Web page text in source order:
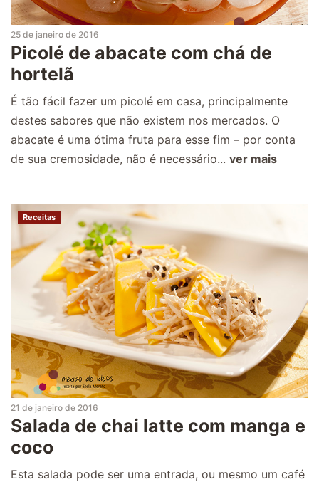
25 de janeiro de 2016
Picolé de abacate com chá de
hortelã
É tão fácil fazer um picolé em casa, principalmente
destes sabores que não existem nos mercados. O
abacate é uma ótima fruta para esse fim – por conta
de sua cremosidade, não é necessário... ver mais
Receitas
21 de janeiro de 2016
Salada de chai latte com manga e
coco
Esta salada pode ser uma entrada, ou mesmo um café